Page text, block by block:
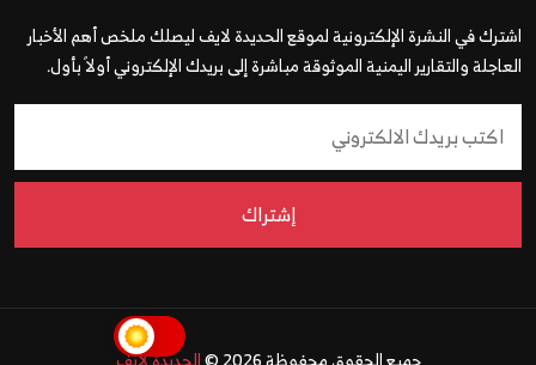
اشترك في النشرة الإلكترونية لموقع الحديدة لايف ليصلك ملخص أهم الأخبار
العاجلة والتقارير اليمنية الموثوقة مباشرة إلى بريدك الإلكتروني أولاً بأول.
إشتراك